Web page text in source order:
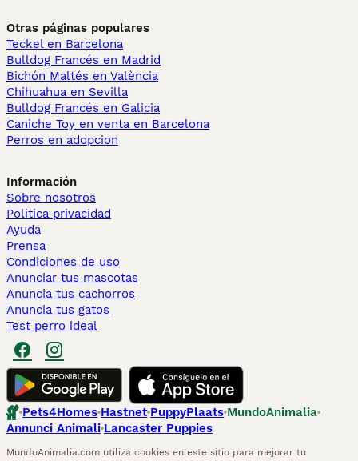
Otras páginas populares
Teckel en Barcelona
Bulldog Francés en Madrid
Bichón Maltés en València
Chihuahua en Sevilla
Bulldog Francés en Galicia
Caniche Toy en venta en Barcelona
Perros en adopcion
Información
Sobre nosotros
Politica privacidad
Ayuda
Prensa
Condiciones de uso
Anunciar tus mascotas
Anuncia tus cachorros
Anuncia tus gatos
Test perro ideal
Pets4Homes Hastnet PuppyPlaats MundoAnimalia
Annunci Animali Lancaster Puppies
MundoAnimalia.com utiliza cookies en este sitio para mejorar tu